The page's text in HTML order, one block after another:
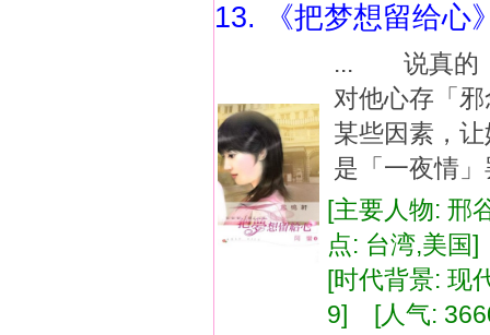
13. 《把梦想留给心
... 说真的
对他心存「
某些因素，
是「一夜情
[主要人物: 邢
点: 台湾,美
[时代背景:
9] [人气: